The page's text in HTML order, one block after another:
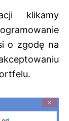
klikamy
o zgodę na